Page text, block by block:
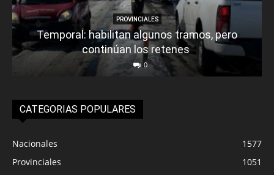
PROVINCIALES
Temporal: habilitan algunos tramos, pero
continúan los retenes
0
CATEGORIAS POPULARES
Nacionales
1577
Provinciales
1051